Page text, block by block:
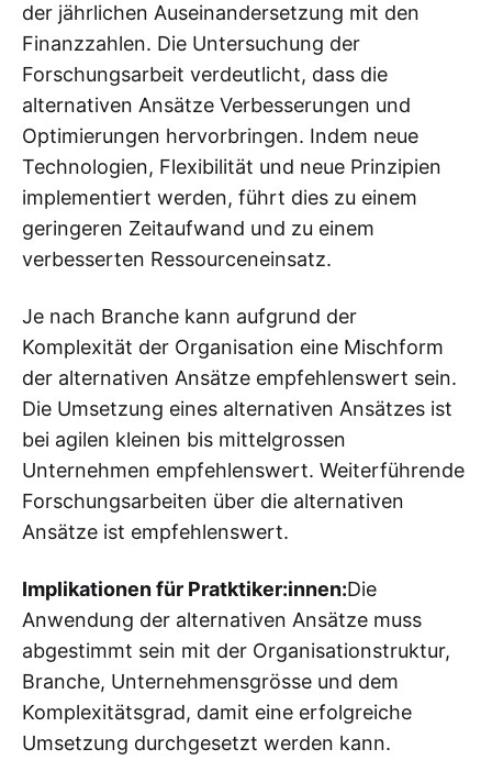
der jährlichen Auseinandersetzung mit den
Finanzzahlen. Die Untersuchung der
Forschungsarbeit verdeutlicht, dass die
alternativen Ansätze Verbesserungen und
Optimierungen hervorbringen. Indem neue
Technologien, Flexibilität und neue Prinzipien
implementiert werden, führt dies zu einem
geringeren Zeitaufwand und zu einem
verbesserten Ressourceneinsatz.
Je nach Branche kann aufgrund der
Komplexität der Organisation eine Mischform
der alternativen Ansätze empfehlenswert sein.
Die Umsetzung eines alternativen Ansätzes ist
bei agilen kleinen bis mittelgrossen
Unternehmen empfehlenswert. Weiterführende
Forschungsarbeiten über die alternativen
Ansätze ist empfehlenswert.
Implikationen für Pratktiker:innen:Die
Anwendung der alternativen Ansätze muss
abgestimmt sein mit der Organisationstruktur,
Branche, Unternehmensgrösse und dem
Komplexitätsgrad, damit eine erfolgreiche
Umsetzung durchgesetzt werden kann.